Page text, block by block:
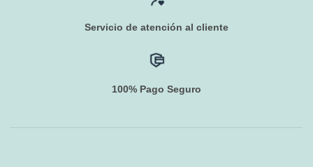
Servicio de atención al cliente
100% Pago Seguro